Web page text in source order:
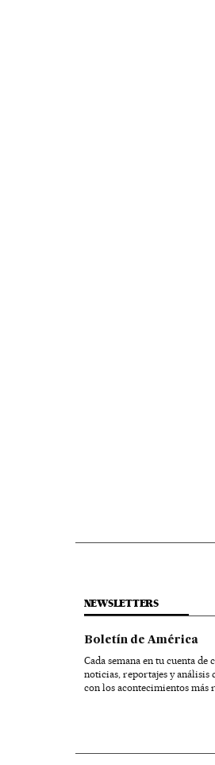
NEWSLETTERS
Boletín de América
Cada semana en tu cuenta
noticias, reportajes y análisis
con los acontecimientos más